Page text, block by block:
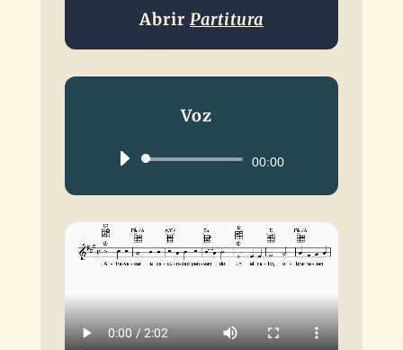
Abrir Partitura
Voz
Reproductor00:00